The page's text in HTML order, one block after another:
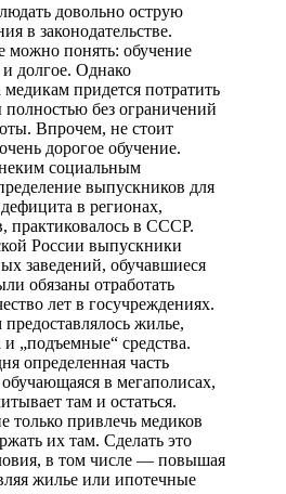
довольно острую
в законодательстве.
можно понять: обучение
долгое. Однако
придется потратить
без ограничений
Впрочем, не стоит
дорогое обучение.
социальным
выпускников для
в регионах,
практиковалось в СССР.
России выпускники
заведений, обучавшиеся
обязаны отработать
лет в госучреждениях.
жилье,
и „подъемные“ средства.
определенная часть
в мегаполисах,
там и остаться.
только привлечь медиков
их там. Сделать это
в том числе — повышая
жилье или ипотечные